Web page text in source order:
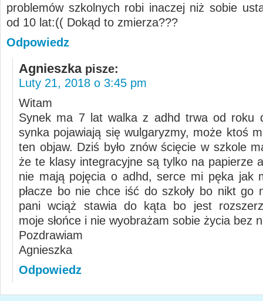
problemów szkolnych robi inaczej niż sobie
od 10 lat:(( Dokąd to zmierza???
Odpowiedz
Agnieszka pisze:
Luty 21, 2018 o 3:45 pm
Witam
Synek ma 7 lat walka z adhd trwa od roku
synka pojawiają się wulgaryzmy, może ktoś
ten objaw. Dziś było znów ścięcie w szkole
że te klasy integracyjne są tylko na papierze
nie mają pojęcia o adhd, serce mi pęka jak
płacze bo nie chce iść do szkoły bo nikt go
pani wciąż stawia do kąta bo jest
moje słońce i nie wyobrażam sobie życia bez
Pozdrawiam
Agnieszka
Odpowiedz